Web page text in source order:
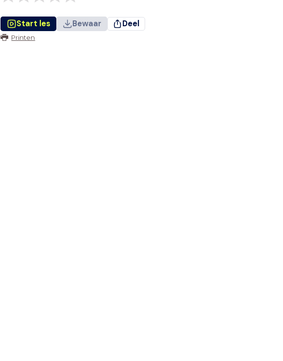
Start les Bewaar Deel
Printen